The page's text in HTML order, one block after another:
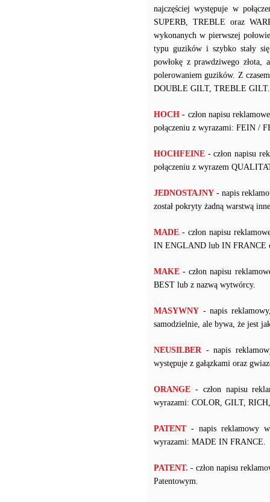
najczęściej występuje w
SUPERB, TREBLE oraz
wykonanych w pierwszej
typu guzików i szybko stały
powłokę z prawdziwego złota,
polerowaniem guzików. Z
DOUBLE GILT, TREBLE GILT.
HOCH - człon napisu
połączeniu z wyrazami: FEIN
HOCHFEINE - człon napisu
połączeniu z wyrazem
JEDNOSTAJNY - napis
został pokryty żadną warstwą
MADE - człon napisu
IN ENGLAND lub IN FRANCE
MAKE - człon napisu
BEST lub z nazwą wytwórcy.
MASYWNY - napis
samodzielnie, ale bywa, że jest
NEUSILBER- napis
występuje z gałązkami oraz
ORANGE - człon napisu
wyrazami: COLOR, GILT,
PATENT- napis reklamowy w
wyrazami: MADE IN FRANCE.
PATENT. - człon napisu
Patentowym.